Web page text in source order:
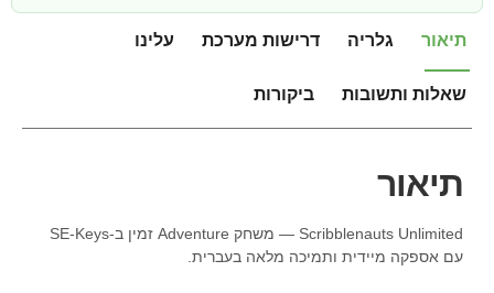
תיאור גלריה דרישות מערכת עלינו
שאלות ותשובות ביקורות
תיאור
Scribblenauts Unlimited — משחק Adventure זמין ב-SE-Keys
עם אספקה מיידית ותמיכה מלאה בעברית.